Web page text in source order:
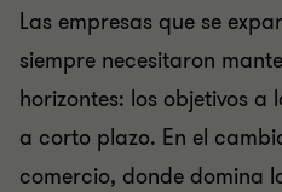
Las empresas que se
siempre necesitaron
horizontes: los objetivos
a corto plazo. En el
comercio, donde domina